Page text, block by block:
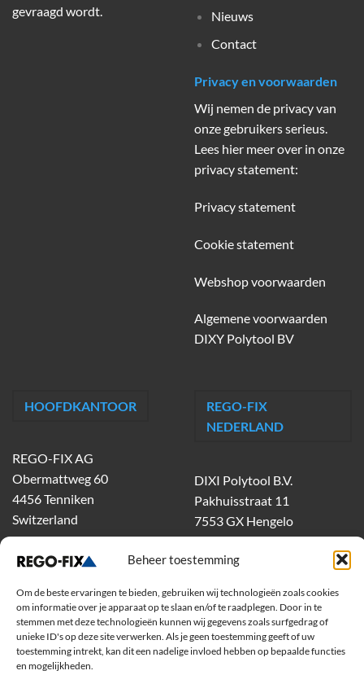
Beheer toestemming
Om de beste ervaringen te bieden, gebruiken wij technologieën zoals cookies
om informatie over je apparaat op te slaan en/of te raadplegen. Door in te
stemmen met deze technologieën kunnen wij gegevens zoals surfgedrag of
unieke ID's op deze site verwerken. Als je geen toestemming geeft of uw
toestemming intrekt, kan dit een nadelige invloed hebben op bepaalde functies
en mogelijkheden.
gevraagd wordt.
Nieuws
Contact
Privacy en voorwaarden
Wij nemen de privacy van
onze gebruikers serieus.
Lees hier meer over in onze
privacy statement:
Privacy statement
Cookie statement
Webshop voorwaarden
Algemene voorwaarden
DIXY Polytool BV
HOOFDKANTOOR
REGO-FIX AG
Obermattweg 60
4456 Tenniken
Switzerland
REGO-FIX
NEDERLAND
DIXI Polytool B.V.
Pakhuisstraat 11
7553 GX Hengelo
tel.074-303 55 00
dixiholland@dixi.com
Volg ons op Youtube
Volg ons op Linkedin